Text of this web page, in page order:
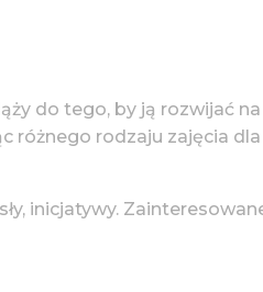
do tego, by ją rozwijać
różnego rodzaju zajęcia
inicjatywy.